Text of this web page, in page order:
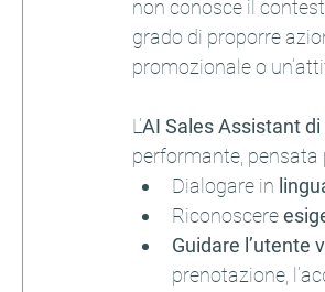
non conosce il
grado di proporre
promozionale o
L’AI Sales Assistant
performante, pensata
Dialogare in
Riconoscere
Guidare l’utente
prenotazione,